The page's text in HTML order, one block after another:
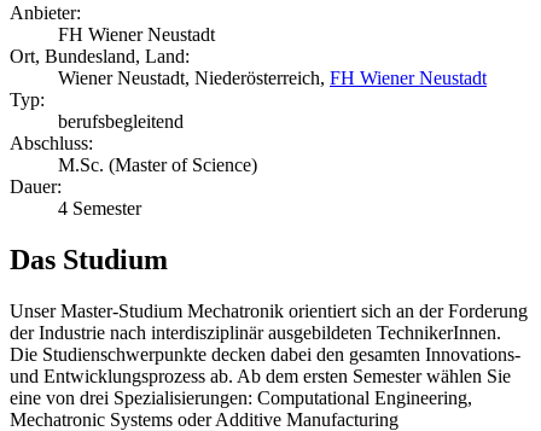
Anbieter:
FH Wiener Neustadt
Ort, Bundesland, Land:
Wiener Neustadt, Niederösterreich, FH Wiener Neustadt
Typ:
berufsbegleitend
Abschluss:
M.Sc. (Master of Science)
Dauer:
4 Semester
Das Studium
Unser Master-Studium Mechatronik orientiert sich an der Forderung
der Industrie nach interdisziplinär ausgebildeten TechnikerInnen.
Die Studienschwerpunkte decken dabei den gesamten Innovations-
und Entwicklungsprozess ab. Ab dem ersten Semester wählen Sie
eine von drei Spezialisierungen: Computational Engineering,
Mechatronic Systems oder Additive Manufacturing